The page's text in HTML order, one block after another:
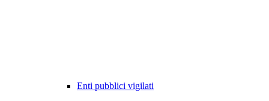
Enti pubblici vigilati